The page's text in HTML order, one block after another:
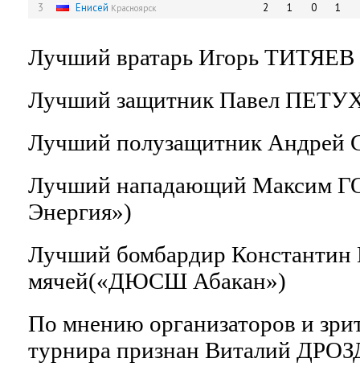
3
Енисей Красноярск 2 1 0 1
Лучший вратарь Игорь
Лучший защитник Павел
Лучший полузащитник
Лучший нападающий Максим
Энергия»)
Лучший бомбардир
мячей(«ДЮСШ Абакан»)
По мнению организаторов и
турнира признан Виталий